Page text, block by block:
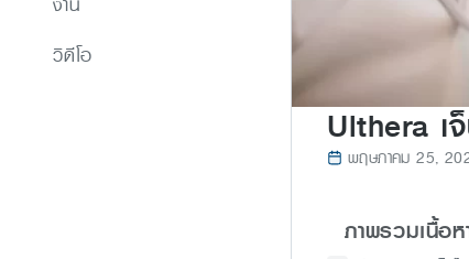
วิดีโอ
Ulthera เ
พฤษภาคม 25,
ภาพรวมเนื้อห